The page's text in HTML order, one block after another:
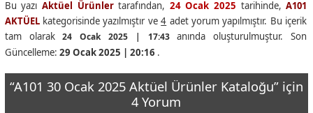
Bu yazı Aktüel Ürünlertarafından, 24 Ocak 2025 tarihinde,A101
AKTÜELkategorisinde yazılmıştır ve4 adet yorum yapılmıştır. Bu içerik
tam olarak24 Ocak 2025 | 17:43anında oluşturulmuştur. Son
Güncelleme: 29 Ocak 2025 | 20:16 .
“A101 30 Ocak 2025 Aktüel Ürünler Kataloğu” için
4 Yorum